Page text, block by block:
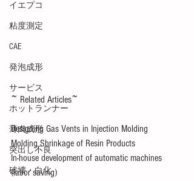
イエプコ
粘度測定
CAE
発泡成形
サービス
ホットランナー
薄肉成形
突出し不良
破壊・白化
~ Related Articles~
Designing Gas Vents in Injection Molding
Molding Shrinkage of Resin Products
In-house development of automatic machines
(labor saving)